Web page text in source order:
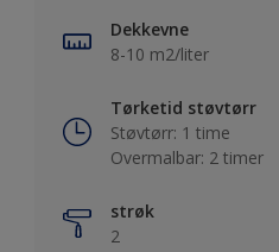
Dekkevne
8-10 m2/liter
Tørketid støvtørr
Støvtørr: 1 time
Overmalbar: 2 timer
strøk
2